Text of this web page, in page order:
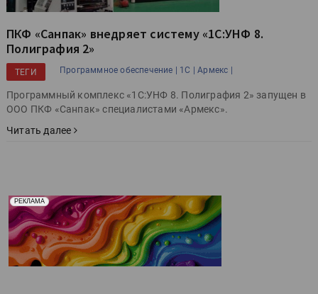
ПКФ «Санпак» внедряет систему «1С:УНФ 8.
Полиграфия 2»
ТЕГИ Программное обеспечение | 1С | Армекс |
Программный комплекс «1С:УНФ 8. Полиграфия 2» запущен в
ООО ПКФ «Санпак» специалистами «Армекс».
Читать далее
РЕКЛАМА
Реклама. Рекламодатель ООО "Передовые Системы
Печати" erid: 2SDnjd2d4Qz